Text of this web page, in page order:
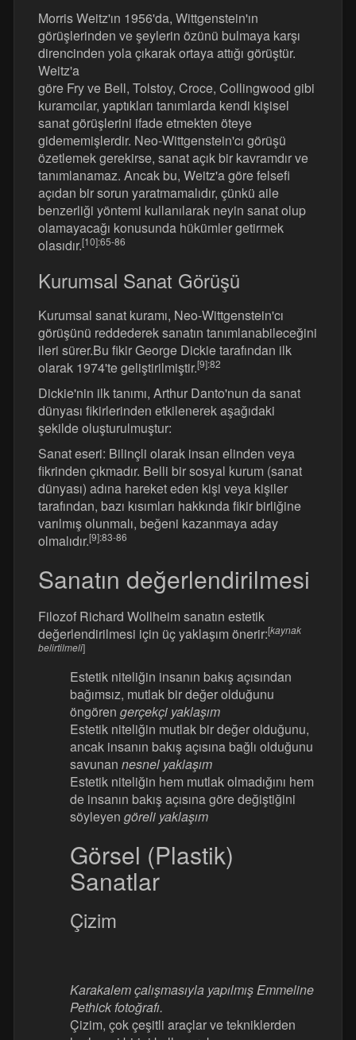
Morris Weitz'ın 1956'da, Wittgenstein'ın
görüşlerinden ve şeylerin özünü bulmaya karşı
direncinden yola çıkarak ortaya attığı görüştür.
Weitz'a
göre Fry ve Bell, Tolstoy, Croce, Collingwood gibi
kuramcılar, yaptıkları tanımlarda kendi kişisel
sanat görüşlerini ifade etmekten öteye
gidememişlerdir. Neo-Wittgenstein'cı görüşü
özetlemek gerekirse, sanat açık bir kavramdır ve
tanımlanamaz. Ancak bu, Weitz'a göre felsefi
açıdan bir sorun yaratmamalıdır, çünkü aile
benzerliği yöntemi kullanılarak neyin sanat olup
olamayacağı konusunda hükümler getirmek
olasıdır.[10]:65-86
Kurumsal Sanat Görüşü
Kurumsal sanat kuramı, Neo-Wittgenstein'cı
görüşünü reddederek sanatın tanımlanabileceğini
ileri sürer.Bu fikir George Dickie tarafından ilk
olarak 1974'te geliştirilmiştir.[9]:82
Dickie'nin ilk tanımı, Arthur Danto'nun da sanat
dünyası fikirlerinden etkilenerek aşağıdaki
şekilde oluşturulmuştur:
Sanat eseri: Bilinçli olarak insan elinden veya
fikrinden çıkmadır. Belli bir sosyal kurum (sanat
dünyası) adına hareket eden kişi veya kişiler
tarafından, bazı kısımları hakkında fikir birliğine
varılmış olunmalı, beğeni kazanmaya aday
olmalıdır.[9]:83-86
Sanatın değerlendirilmesi
Filozof Richard Wollheim sanatın estetik
değerlendirilmesi için üç yaklaşım önerir:[kaynak
belirtilmeli]
Estetik niteliğin insanın bakış açısından
bağımsız, mutlak bir değer olduğunu
öngören gerçekçi yaklaşım
Estetik niteliğin mutlak bir değer olduğunu,
ancak insanın bakış açısına bağlı olduğunu
savunan nesnel yaklaşım
Estetik niteliğin hem mutlak olmadığını hem
de insanın bakış açısına göre değiştiğini
söyleyen göreli yaklaşım
Görsel (Plastik)
Sanatlar
Çizim
Karakalem çalışmasıyla yapılmış Emmeline
Pethick fotoğrafı.
Çizim, çok çeşitli araçlar ve tekniklerden